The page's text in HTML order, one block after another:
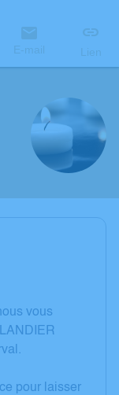
E-mail Lien
vous
pour laisser